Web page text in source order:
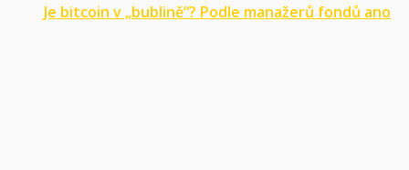
Je bitcoin v „bublině“? Podle manažerů fondů ano